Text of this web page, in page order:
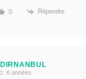
0 Répondre
DIRNANBUL
6 années